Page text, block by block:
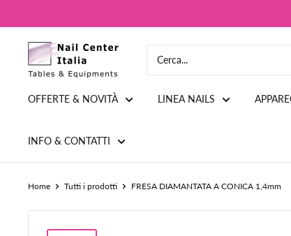
al
contenuto
Snc
Nail
OFFERTE & NOVITÀ LINEA NAILS
INFO & CONTATTI
Home Tutti i prodotti FRESA DIAMANTATA A CONICA 1,4mm